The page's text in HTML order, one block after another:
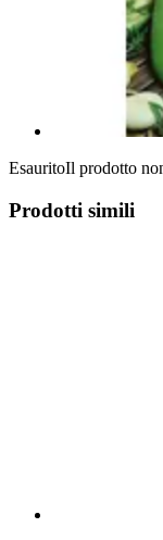
EsauritoIl prodotto
Prodotti simili